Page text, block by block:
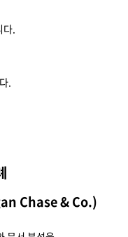
다.
.
Chase & Co.)